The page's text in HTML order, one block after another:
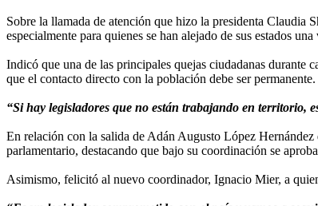
Sobre la llamada de atención que hizo la presidenta Claudia
especialmente para quienes se han alejado de sus estados
Indicó que una de las principales quejas ciudadanas durante
que el contacto directo con la población debe ser permanente.
“Si hay legisladores que no están trabajando en territorio,
En relación con la salida de Adán Augusto López
parlamentario, destacando que bajo su coordinación se
Asimismo, felicitó al nuevo coordinador, Ignacio Mier, a